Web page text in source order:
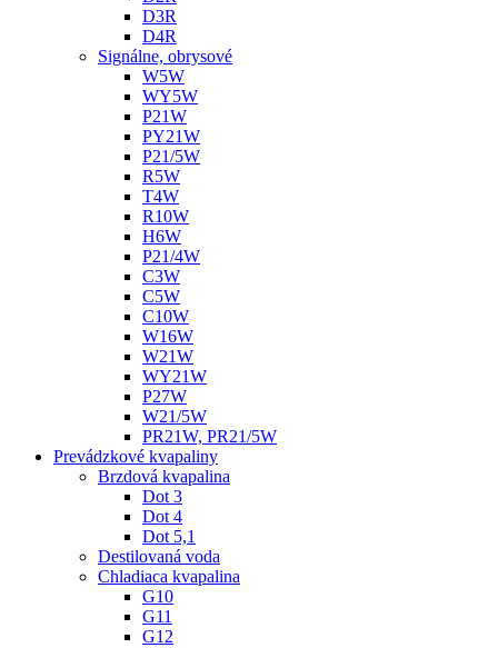
D3R
D4R
Signálne, obrysové
W5W
WY5W
P21W
PY21W
P21/5W
R5W
T4W
R10W
H6W
P21/4W
C3W
C5W
C10W
W16W
W21W
WY21W
P27W
W21/5W
PR21W, PR21/5W
Prevádzkové kvapaliny
Brzdová kvapalina
Dot 3
Dot 4
Dot 5,1
Destilovaná voda
Chladiaca kvapalina
G10
G11
G12